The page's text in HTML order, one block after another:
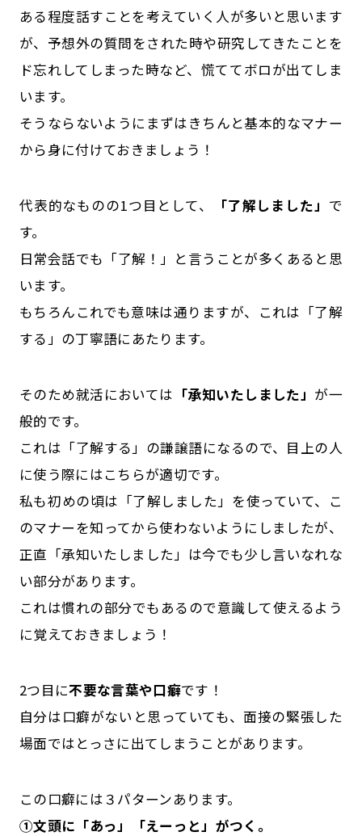
ある程度話すことを考えていく人が多いと思います
が、予想外の質問をされた時や研究してきたことを
ド忘れしてしまった時など、慌ててボロが出てしま
います。
そうならないようにまずはきちんと基本的なマナー
から身に付けておきましょう！
代表的なものの1つ目として、 「了解しました」 で
す。
日常会話でも「了解！」と言うことが多くあると思
います。
もちろんこれでも意味は通りますが、これは「了解
する」の丁寧語にあたります。
そのため就活においては 「承知いたしました」 が一
般的です。
これは「了解する」の謙譲語になるので、目上の人
に使う際にはこちらが適切です。
私も初めの頃は「了解しました」を使っていて、こ
のマナーを知ってから使わないようにしましたが、
正直「承知いたしました」は今でも少し言いなれな
い部分があります。
これは慣れの部分でもあるので意識して使えるよう
に覚えておきましょう！
2つ目に不要な言葉や口癖です！
自分は口癖がないと思っていても、面接の緊張した
場面ではとっさに出てしまうことがあります。
この口癖には３パターンあります。
①文頭に「あっ」「えーっと」がつく。